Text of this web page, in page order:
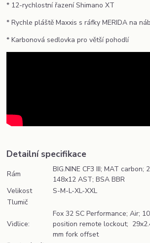
* 12-rychlostní řazení Shimano XT
* Rychle pláště Maxxis s ráfky MERIDA na
* Karbonová sedlovka pro větší pohodlí
Detailní specifikace
Rám
BIG.NINE CF3 III; MAT carbon;
148x12 AST; BSA BBR
Velikost
S-M-L-XL-XXL
Tlumič
Vidlice:
Fox 32 SC Performance; Air;
position remote lockout;
mm fork offset